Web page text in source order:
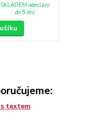
SKLADEM odeslání
do 5 dní
textem